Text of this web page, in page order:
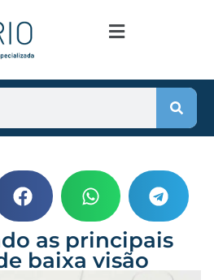
as principais
baixa visão